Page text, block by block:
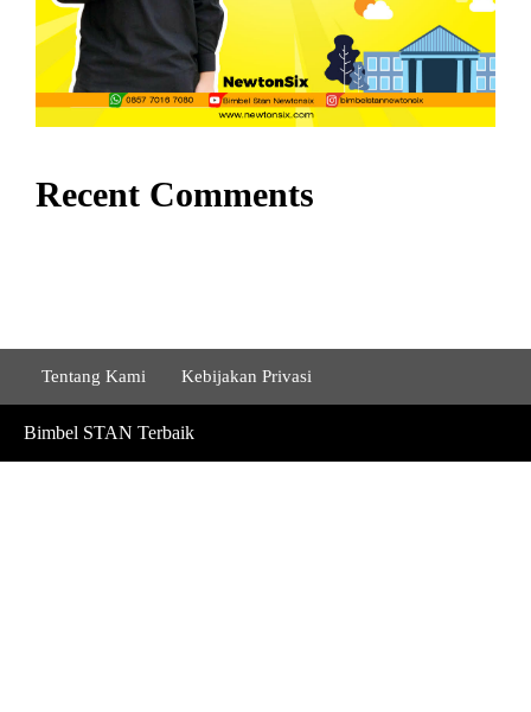
Recent Comments
Tentang Kami Kebijakan Privasi
Bimbel STAN Terbaik